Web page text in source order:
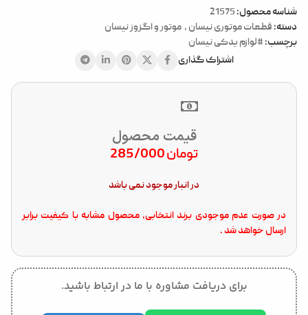
شناسه محصول:21575
دسته: قطعات موتوری نیسان , موتور و اگزوز نیسان
برچسب:#لوازم یدکی نیسان
اشتراک گذاری
قیمت محصول
تومان
در انبار موجود نمی باشد
در صورت عدم موجودی برند انتخابی، محصول مشابه با کیفیت برابر
ارسال خواهد شد .
برای دریافت مشاوره با ما در ارتباط باشید.